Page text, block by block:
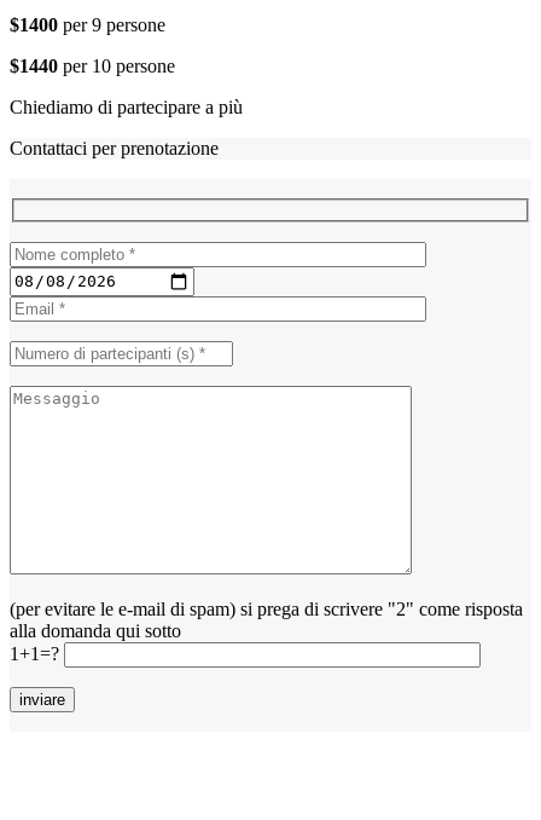
$1400 per 9 persone
$1440 per 10 persone
Chiediamo di partecipare a più
Contattaci per prenotazione
(per evitare le e-mail di spam) si prega di scrivere "2" come risposta
alla domanda qui sotto
1+1=?